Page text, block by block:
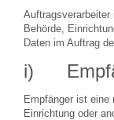
Behörde,
Daten im Auftrag
i)
Empfänger ist eine
Einrichtung oder